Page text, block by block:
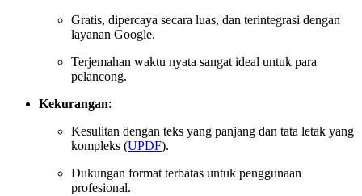
Gratis, dipercaya secara luas, dan terintegrasi dengan
layanan Google.
Terjemahan waktu nyata sangat ideal untuk para
pelancong.
Kekurangan:
Kesulitan dengan teks yang panjang dan tata letak yang
kompleks (UPDF).
Dukungan format terbatas untuk penggunaan
profesional.